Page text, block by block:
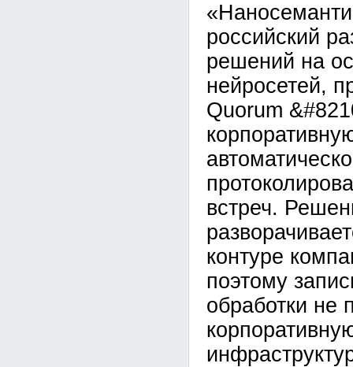
российский
решений на
нейросетей,
Quorum
встреч.
контуре
поэтому
обработки не